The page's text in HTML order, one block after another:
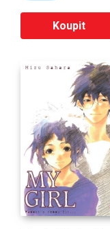
Koupit